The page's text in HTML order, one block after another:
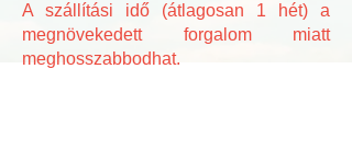
A szállítási idő (átlagosan 1 hét) a
megnövekedett forgalom miatt
meghosszabbodhat.